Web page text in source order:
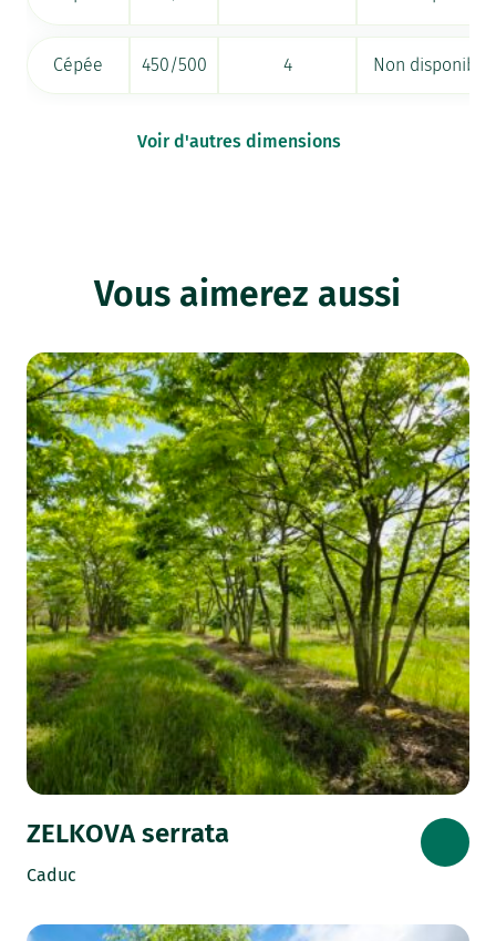
Cépée 450/500 4 Non disponible
Voir d'autres dimensions
Vous aimerez aussi
ZELKOVA serrata
Caduc